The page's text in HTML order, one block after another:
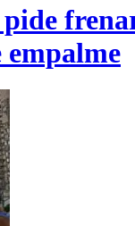
pide
empalme